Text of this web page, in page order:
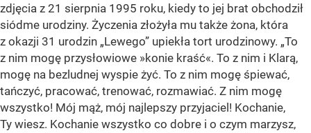
zdjęcia z 21 sierpnia 1995 roku, kiedy to jej brat obchodził
siódme urodziny. Życzenia złożyła mu także żona, która
z okazji 31 urodzin „Lewego” upiekła tort urodzinowy. „To
z nim mogę przysłowiowe »konie kraść«. To z nim i Klarą,
mogę na bezludnej wyspie żyć. To z nim mogę śpiewać,
tańczyć, pracować, trenować, rozmawiać. Z nim mogę
wszystko! Mój mąż, mój najlepszy przyjaciel! Kochanie,
Ty wiesz. Kochanie wszystko co dobre i o czym marzysz,